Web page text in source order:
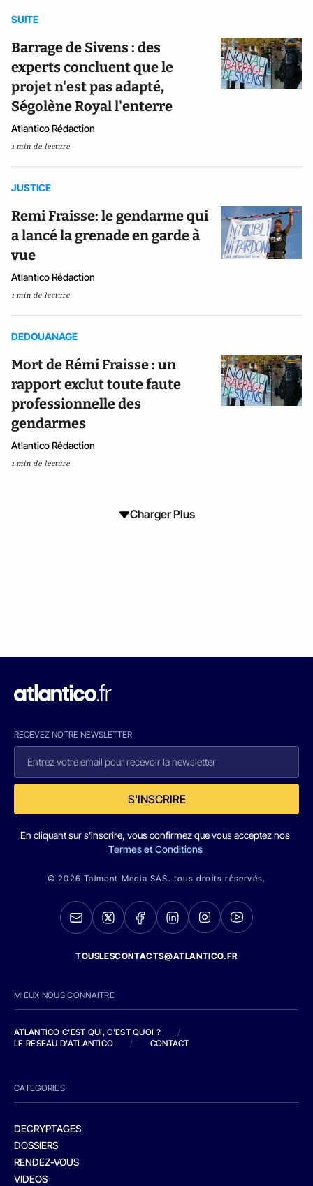
SUITE
Barrage de Sivens : des
experts concluent que le
projet n'est pas adapté,
Ségolène Royal l'enterre
Atlantico Rédaction
1 min de lecture
JUSTICE
Remi Fraisse: le gendarme qui
a lancé la grenade en garde à
vue
Atlantico Rédaction
1 min de lecture
DEDOUANAGE
Mort de Rémi Fraisse : un
rapport exclut toute faute
professionnelle des
gendarmes
Atlantico Rédaction
1 min de lecture
Charger Plus
RECEVEZ NOTRE NEWSLETTER
S'INSCRIRE
En cliquant sur s'inscrire, vous confirmez que vous acceptez nos
Termes et Conditions
© 2026 Talmont Media SAS. tous droits réservés.
TOUSLESCONTACTS@ATLANTICO.FR
MIEUX NOUS CONNAITRE
ATLANTICO C'EST QUI, C'EST QUOI ?
/
LE RESEAU D'ATLANTICO
/ CONTACT
CATEGORIES
DECRYPTAGES
DOSSIERS
RENDEZ-VOUS
VIDEOS